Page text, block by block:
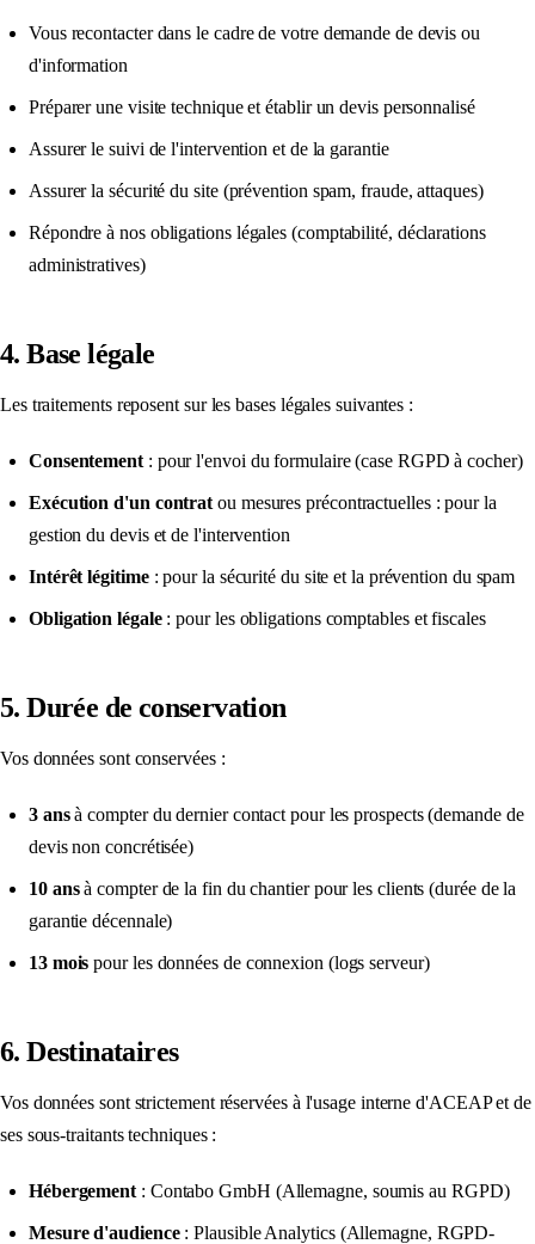
Vous recontacter dans le cadre de votre demande de devis ou
d'information
Préparer une visite technique et établir un devis personnalisé
Assurer le suivi de l'intervention et de la garantie
Assurer la sécurité du site (prévention spam, fraude, attaques)
Répondre à nos obligations légales (comptabilité, déclarations
administratives)
4. Base légale
Les traitements reposent sur les bases légales suivantes :
Consentement: pour l'envoi du formulaire (case RGPD à cocher)
Exécution d'un contrat ou mesures précontractuelles : pour la
gestion du devis et de l'intervention
Intérêt légitime: pour la sécurité du site et la prévention du spam
Obligation légale: pour les obligations comptables et fiscales
5. Durée de conservation
Vos données sont conservées :
3 ansà compter du dernier contact pour les prospects (demande de
devis non concrétisée)
10 ansà compter de la fin du chantier pour les clients (durée de la
garantie décennale)
13 mois pour les données de connexion (logs serveur)
6. Destinataires
Vos données sont strictement réservées à l'usage interne d'ACEAP et de
ses sous-traitants techniques :
Hébergement : Contabo GmbH (Allemagne, soumis au RGPD)
Mesure d'audience: Plausible Analytics (Allemagne, RGPD-